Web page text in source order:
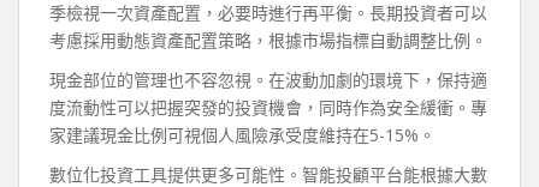
季檢視一次資產配置，必要時進行再平衡。長期投資者可以
考慮採用動態資產配置策略，根據市場指標自動調整比例。
現金部位的管理也不容忽視。在波動加劇的環境下，保持適
度流動性可以把握突發的投資機會，同時作為安全緩衝。專
家建議現金比例可視個人風險承受度維持在5-15%。
數位化投資工具提供更多可能性。智能投顧平台能根據大數